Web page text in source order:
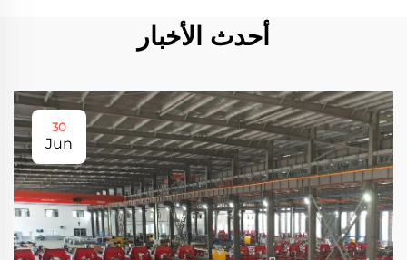
أحدث الأخبار
30
Jun